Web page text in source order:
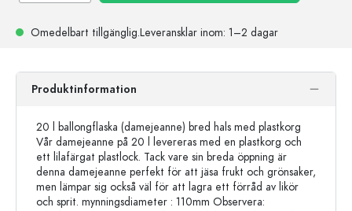
Omedelbart tillgänglig.Leveransklar inom: 1–2 dagar
Produktinformation
20 l ballongflaska (damejeanne) bred hals med plastkorg
Vår damejeanne på 20 l levereras med en plastkorg och
ett lilafärgat plastlock. Tack vare sin breda öppning är
denna damejeanne perfekt för att jäsa frukt och grönsaker,
men lämpar sig också väl för att lagra ett förråd av likör
och sprit. mynningsdiameter : 110mm Observera: